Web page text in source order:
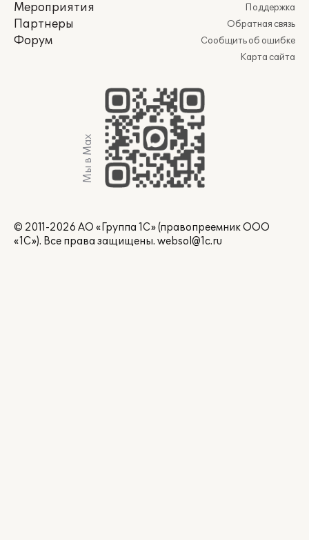
Мероприятия
Партнеры
Форум
Поддержка
Обратная связь
Сообщить об ошибке
Карта сайта
Мы в Max
© 2011-2026 АО «Группа 1С» (правопреемник ООО
«1С»). Все права защищены. websol@1c.ru